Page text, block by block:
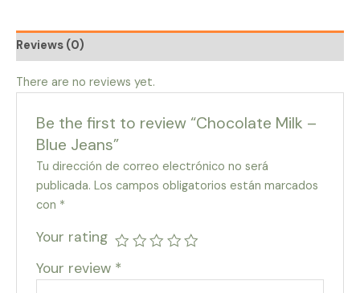
Reviews (0)
There are no reviews yet.
Be the first to review “Chocolate Milk –
Blue Jeans”
Tu dirección de correo electrónico no será
publicada. Los campos obligatorios están marcados
con *
Your rating
Your review *